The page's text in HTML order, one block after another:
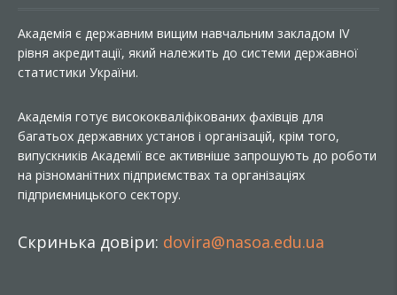
Академія є державним вищим навчальним закладом IV
рівня акредитації, який належить до системи державної
статистики України.
Академія готує висококваліфікованих фахівців для
багатьох державних установ і організацій, крім того,
випускників Академії все активніше запрошують до роботи
на різноманітних підприємствах та організаціях
підприємницького сектору.
Скринька довіри: dovira@nasoa.edu.ua